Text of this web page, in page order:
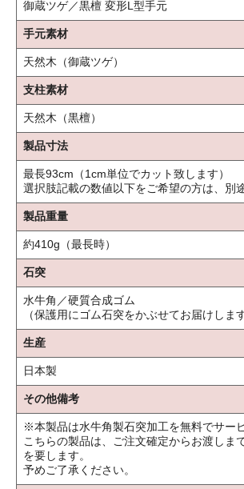
御蔵ツゲ／黒檀 変形L型手元
手元素材
天然木（御蔵ツゲ）
支柱素材
天然木（黒檀）
製品寸法
最長93cm（1cm単位でカット致します）
選択肢記載の数値以下をご希望の方は、別
製品重量
約410g（最長時）
石突
水牛角／硬質合成ゴム
（保護用にゴム石突をかぶせてお届けしま
生産
日本製
その他備考
※本製品は水牛角製石突加工を無料でサー
こちらの製品は、ご注文確定からお渡しま
を要します。
予めご了承ください。